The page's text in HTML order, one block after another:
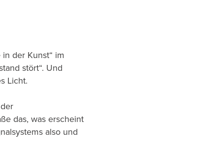
der Kunst“ im
stört“. Und
Licht.
das, was erscheint
also und